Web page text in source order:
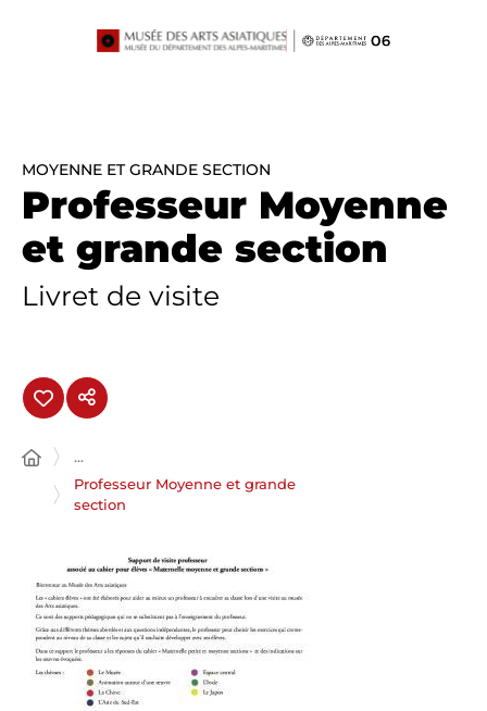
MOYENNE ET GRANDE SECTION
Professeur Moyenne
et grande section
Livret de visite
...
Professeur Moyenne et grande
section